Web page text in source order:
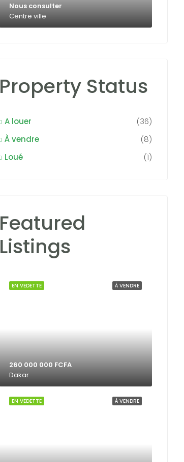
Nous consulter
Centre ville
Property Status
A louer
(36)
À vendre
(8)
Loué
(1)
Featured
Listings
À VENDRE
EN VEDETTE
260 000 000 FCFA
Dakar
À VENDRE
EN VEDETTE